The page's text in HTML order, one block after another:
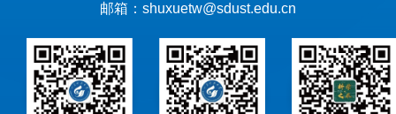
邮箱：shuxuetw@sdust.edu.cn